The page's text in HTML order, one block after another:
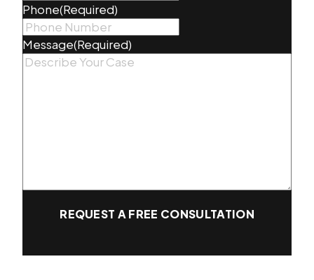
Phone(Required)
Message(Required)
REQUEST A FREE CONSULTATION